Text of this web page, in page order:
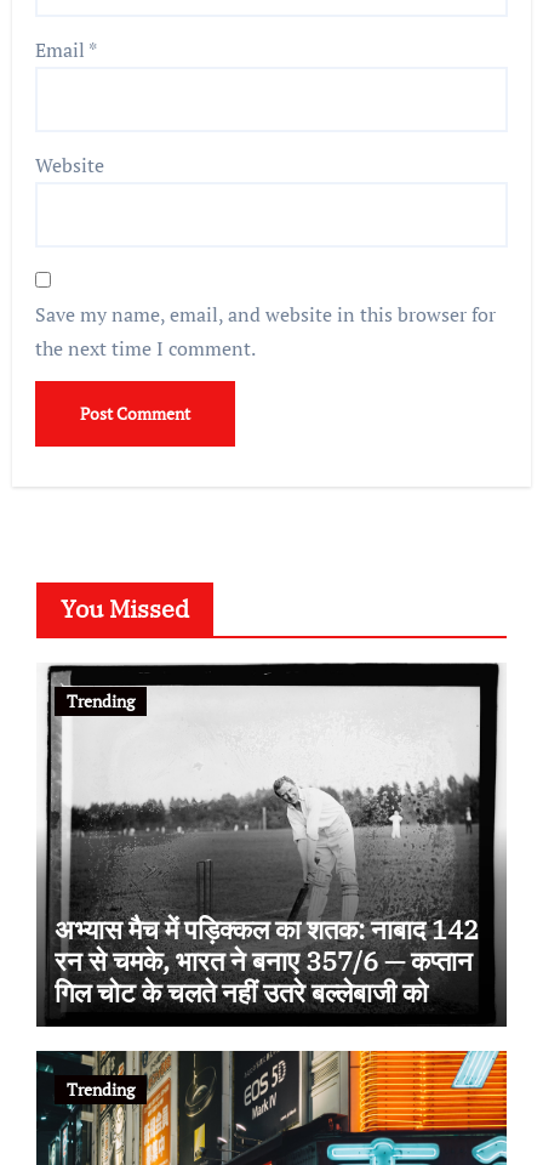
Email *
Website
Save my name, email, and website in this browser for
the next time I comment.
You Missed
Trending
अभ्यास मैच में पड़िक्कल का शतक: नाबाद 142
रन से चमके, भारत ने बनाए 357/6 — कप्तान
गिल चोट के चलते नहीं उतरे बल्लेबाजी को
Trending